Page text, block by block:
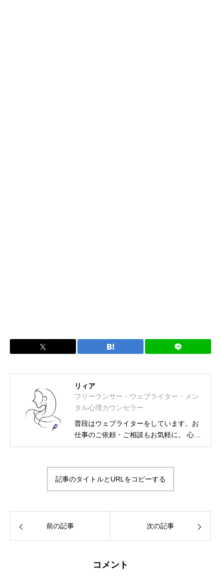
リィア
フリーランサー・ウェブライター・メン
タル心理カウンセラー
普段はウェブライターをしています。お
仕事のご依頼・ご相談もお気軽に。 心理
カウンセラー資格取得に伴い、相談募集
イター メンタル士心理カウンセラー・ア
ンガーカウンセラー 漢検2級・図書館司
書・HSS型HSP気質・INFJ-T-O-C（外殻
字中毒
記事のタイトルとURLをコピーする
前の記事 次の記事
コメント